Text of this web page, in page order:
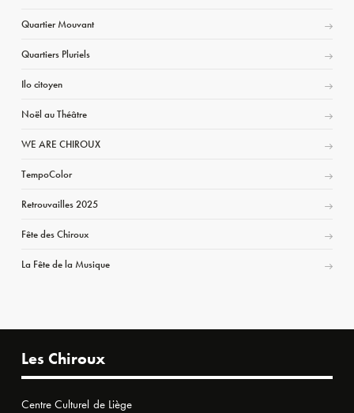
Quartier Mouvant
Quartiers Pluriels
Ilo citoyen
Noël au Théâtre
WE ARE CHIROUX
TempoColor
Retrouvailles 2025
Fête des Chiroux
La Fête de la Musique
Les Chiroux
Centre Culturel de Liège